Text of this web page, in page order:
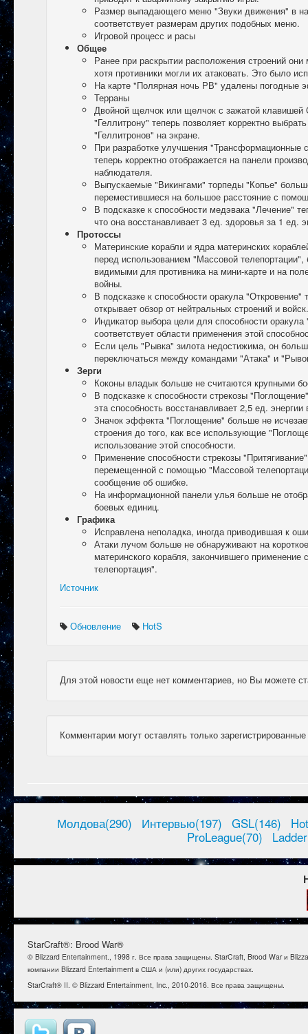
Размер выпадающего меню "Звуки движения" в
соответствует размерам других подобных меню.
Игровой процесс и расы
Общее
Ранее при раскрытии расположения строений
хотя противники могли их атаковать. Это было
На карте "Полярная ночь РВ" удалены погодные
Терраны
Двойной щелчок или щелчок с зажатой клавишей
"Геллитрону" теперь позволяет корректно
"Геллитронов" на экране.
При разработке улучшения "Трансформационные
теперь корректно отображается на панели
наблюдателя.
Выпускаемые "Викингами" торпеды "Копье"
переместившиеся на большое расстояние с
В подсказке к способности медэвака "Лечение"
что она восстанавливает 3 ед. здоровья за 1 ед.
Протоссы
Материнские корабли и ядра материнских
перед использованием "Массовой
видимыми для противника на мини-карте и на
войны.
В подсказке к способности оракула "Откровение"
открывает обзор от нейтральных строений и войск.
Индикатор выбора цели для способности оракула
соответствует области применения этой
Если цель "Рывка" зилота недостижима, он
переключаться между командами "Атака" и
Зерги
Коконы владык больше не считаются крупными
В подсказке к способности стрекозы
эта способность восстанавливает 2,5 ед. энергии
Значок эффекта "Поглощение" больше не
строения до того, как все использующие
использование этой способности.
Применение способности стрекозы
перемещенной с помощью "Массовой
сообщение об ошибке.
На информационной панели улья больше не
боевых единиц.
Графика
Исправлена неполадка, иногда приводившая к
Атаки лучом больше не обнаруживают на
материнского корабля, закончившего применение
телепортация".
Источник
Обновление HotS
Для этой новости еще нет комментариев, но Вы можете
Комментарии могут оставлять только
Молдова(290) Интервью(197) GSL(146)
ProLeague(70)
StarCraft®: Brood War®
© Blizzard Entertainment., 1998 г. Все права защищены. StarCraft, Brood War и
компании Blizzard Entertainment в США и (или) других государствах.
StarCraft® II. © Blizzard Entertainment, Inc., 2010-2016. Все права защищены.